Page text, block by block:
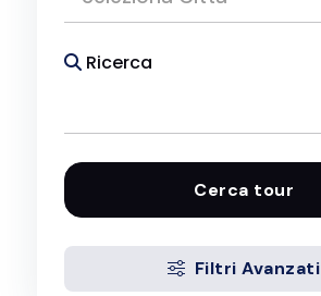
Pacchetti Viaggio in Egitto
Ricerca
Cerca tour
Filtri Avanzati